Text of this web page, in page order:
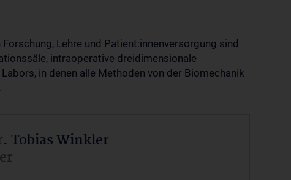
Lehre und Patient:innenversorgung sind
intraoperative dreidimensionale
in denen alle Methoden von der Biomechanik
Tobias Winkler